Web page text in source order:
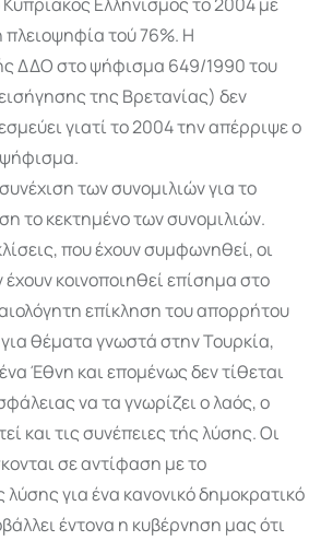
πλειοψηφία τού 76%. Η
ΔΔΟ στο ψήφισμα 649/1990 του
της Βρετανίας) δεν
γιατί το 2004 την απέρριψε ο
των συνομιλιών για το
το κεκτημένο των συνομιλιών.
που έχουν συμφωνηθεί, οι
κοινοποιηθεί επίσημα στο
επίκληση του απορρήτου
θέματα γνωστά στην Τουρκία,
Έθνη και επομένως δεν τίθεται
να τα γνωρίζει ο λαός, ο
και τις συνέπειες τής λύσης. Οι
σε αντίφαση με το
λύσης για ένα κανονικό δημοκρατικό
έντονα η κυβέρνηση μας ότι